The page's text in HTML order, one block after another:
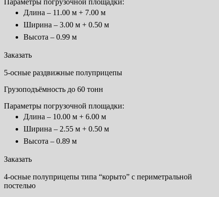
Параметры погрузочной площадки:
Длина – 11.00 м + 7.00 м
Ширина – 3.00 м + 0.50 м
Высота – 0.99 м
Заказать
5-осные раздвижные полуприцепы
Грузоподъёмность до 60 тонн
Параметры погрузочной площадки:
Длина – 10.00 м + 6.00 м
Ширина – 2.55 м + 0.50 м
Высота – 0.89 м
Заказать
4-осные полуприцепы типа “корыто” с периметральной
постелью